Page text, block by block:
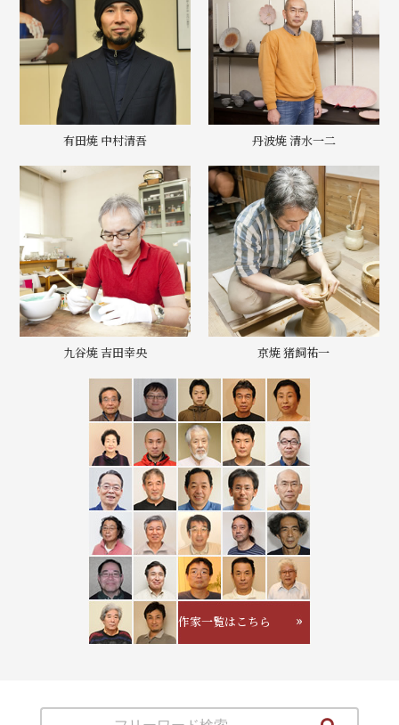
有田焼 中村清吾 丹波焼 清水一二
九谷焼 吉田幸央 京焼 猪飼祐一
作家一覧はこちら